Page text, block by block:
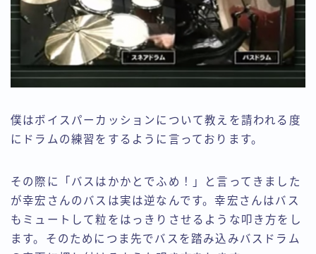
僕はボイスパーカッションについて教えを請われる度
にドラムの練習をするように言っております。
その際に「バスはかかとでふめ！」と言ってきました
が幸宏さんのバスは実は逆なんです。幸宏さんはバス
もミュートして粒をはっきりさせるような叩き方をし
ます。そのためにつま先でバスを踏み込みバスドラム